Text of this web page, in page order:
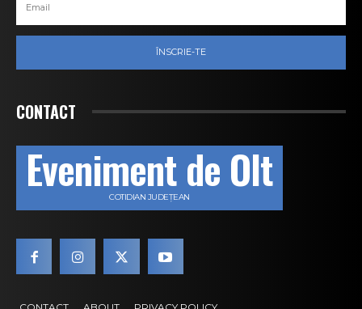
ÎNSCRIE-TE
CONTACT
Eveniment de Olt
COTIDIAN JUDEȚEAN